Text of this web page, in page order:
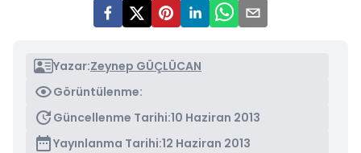
Yazar:Zeynep GÜÇLÜCAN
Görüntülenme:
Güncellenme Tarihi:10 Haziran 2013
Yayınlanma Tarihi:12 Haziran 2013